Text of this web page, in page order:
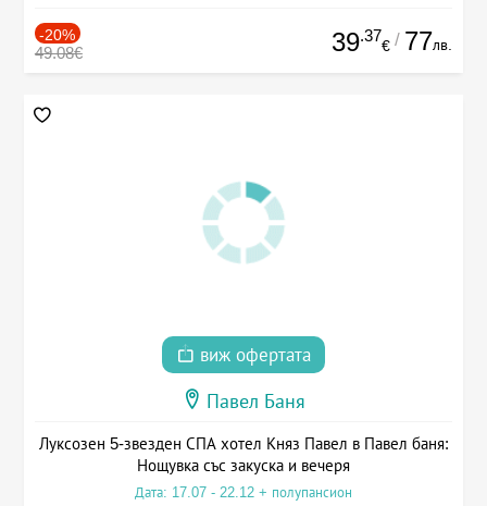
-20%
49.08€ 39.37
€ / 77лв.
виж офертата
Павел Баня
Луксозен 5-звезден СПА хотел Княз Павел в Павел баня:
Нощувка със закуска и вечеря
Дата: 17.07 - 22.12 + полупансион